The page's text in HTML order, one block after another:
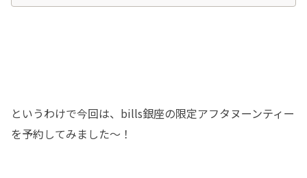
というわけで今回は、bills銀座の限定アフタヌーンティー
を予約してみました～！